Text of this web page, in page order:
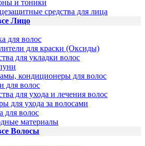
и тоники
средства для лица
Лицо
для волос
для краски (Оксиды)
для укладки волос
кондиционеры для волос
для волос
для ухода и лечения волос
для ухода за волосами
для волос
материалы
Волосы